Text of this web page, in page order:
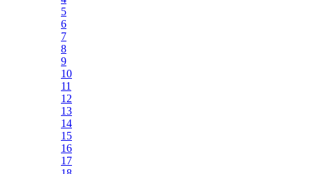
5
6
7
8
9
10
11
12
13
14
15
16
17